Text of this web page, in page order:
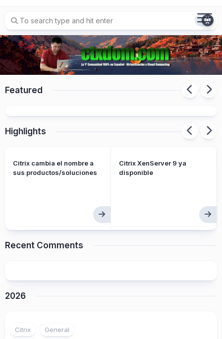
content
Featured
Citrix cambia el nombre a sus
Highlights
Citrix cambia el nombre a
sus productos/soluciones
Citrix XenServer 9 ya
disponible
Recent Comments
2026
Citrix General